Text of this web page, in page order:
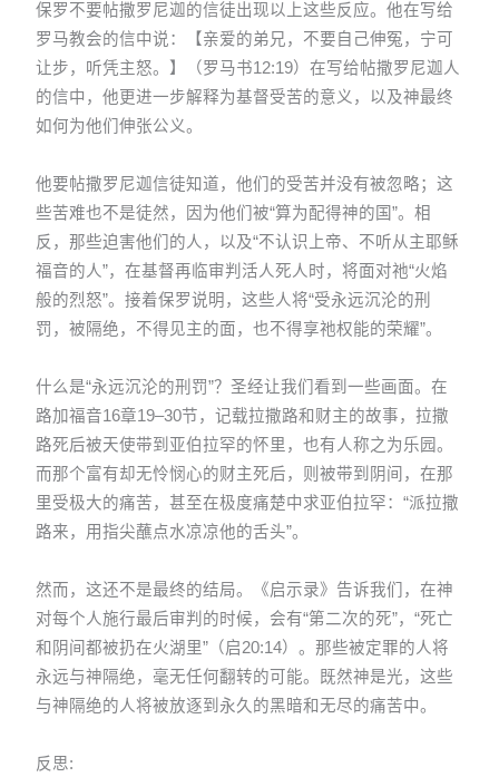
保罗不要帖撒罗尼迦的信徒出现以上这些反应。他在写给
罗马教会的信中说：【亲爱的弟兄，不要自己伸冤，宁可
让步，听凭主怒。】（罗马书12:19）在写给帖撒罗尼迦人
的信中，他更进一步解释为基督受苦的意义，以及神最终
如何为他们伸张公义。
他要帖撒罗尼迦信徒知道，他们的受苦并没有被忽略；这
些苦难也不是徒然，因为他们被“算为配得神的国”。相
反，那些迫害他们的人，以及“不认识上帝、不听从主耶稣
福音的人”，在基督再临审判活人死人时，将面对祂“火焰
般的烈怒”。接着保罗说明，这些人将“受永远沉沦的刑
罚，被隔绝，不得见主的面，也不得享祂权能的荣耀”。
什么是“永远沉沦的刑罚”？圣经让我们看到一些画面。在
路加福音16章19–30节，记载拉撒路和财主的故事，拉撒
路死后被天使带到亚伯拉罕的怀里，也有人称之为乐园。
而那个富有却无怜悯心的财主死后，则被带到阴间，在那
里受极大的痛苦，甚至在极度痛楚中求亚伯拉罕：“派拉撒
路来，用指尖蘸点水凉凉他的舌头”。
然而，这还不是最终的结局。《启示录》告诉我们，在神
对每个人施行最后审判的时候，会有“第二次的死”，“死亡
和阴间都被扔在火湖里”（启20:14）。那些被定罪的人将
永远与神隔绝，毫无任何翻转的可能。既然神是光，这些
与神隔绝的人将被放逐到永久的黑暗和无尽的痛苦中。
反思: